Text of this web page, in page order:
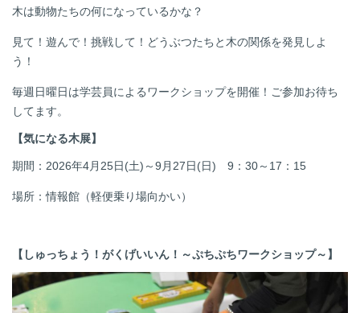
木は動物たちの何になっているかな？
見て！遊んで！挑戦して！どうぶつたちと木の関係を発見しよ
う！
毎週日曜日は学芸員によるワークショップを開催！ご参加お待ち
してます。
【気になる木展】
期間： 2026年4月25日(土)～9月27日(日) 9：30～17：15
場所：情報館（軽便乗り場向かい）
【しゅっちょう！がくげいいん！～ぷちぷちワークショップ～】